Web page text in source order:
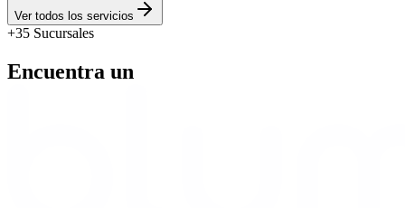
Ver todos los servicios
+35 Sucursales
Encuentra un